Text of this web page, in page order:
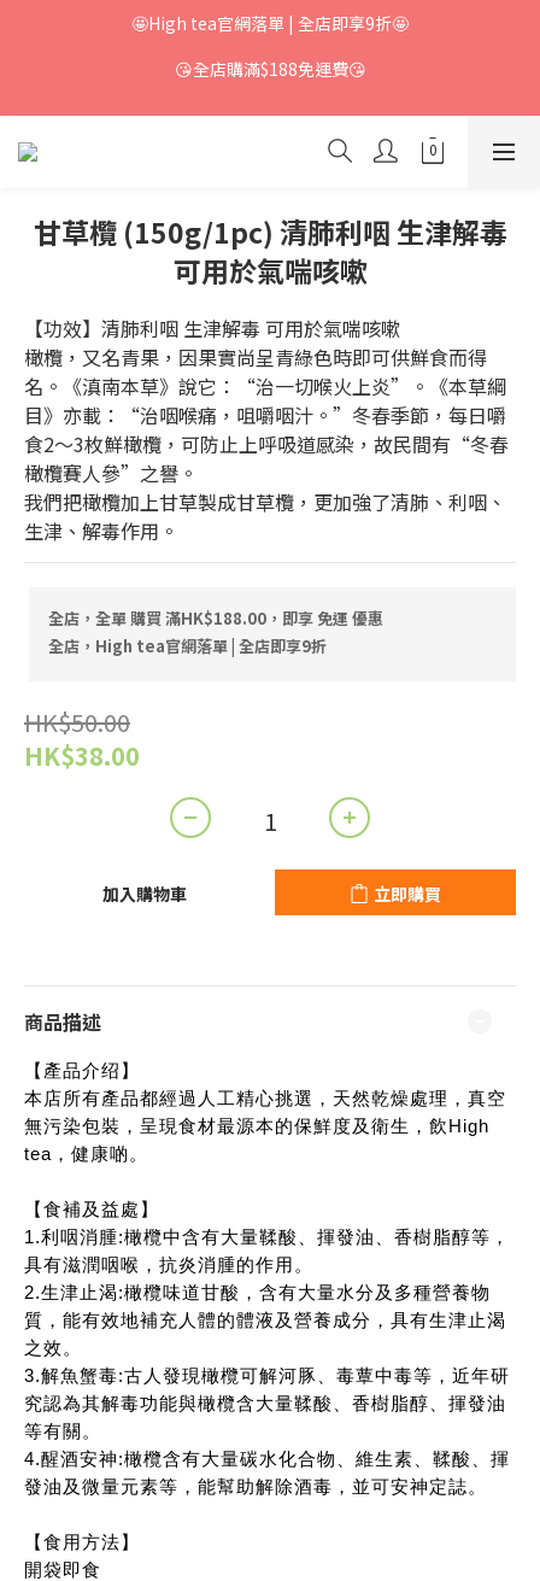
🤩High tea官網落單 | 全店即享9折🤩
😘全店購滿$188免運費😘
甘草欖 (150g/1pc) 清肺利咽 生津解毒
可用於氣喘咳嗽
【功效】清肺利咽 生津解毒 可用於氣喘咳嗽
橄欖，又名青果，因果實尚呈青綠色時即可供鮮食而得
名。《滇南本草》說它：“治一切喉火上炎”。《本草綱
目》亦載：“治咽喉痛，咀嚼咽汁。”冬春季節，每日嚼
食2～3枚鮮橄欖，可防止上呼吸道感染，故民間有“冬春
橄欖賽人參”之譽。
我們把橄欖加上甘草製成甘草欖，更加強了清肺、利咽、
生津、解毒作用。
全店，全單 購買 滿HK$188.00，即享 免運 優惠
全店，High tea官網落單 | 全店即享9折
HK$50.00
HK$38.00
加入購物車 立即購買
商品描述
【產品介绍】
本店所有產品都經過人工精心挑選，天然乾燥處理，真空
無污染包裝，呈現食材最源本的保鮮度及衛生，飲High
tea，健康啲。
【食補及益處】
1.利咽消腫:橄欖中含有大量鞣酸、揮發油、香樹脂醇等，
具有滋潤咽喉，抗炎消腫的作用。
2.生津止渴:橄欖味道甘酸，含有大量水分及多種營養物
質，能有效地補充人體的體液及營養成分，具有生津止渴
之效。
3.解魚蟹毒:古人發現橄欖可解河豚、毒蕈中毒等，近年研
究認為其解毒功能與橄欖含大量鞣酸、香樹脂醇、揮發油
等有關。
4.醒酒安神:橄欖含有大量碳水化合物、維生素、鞣酸、揮
發油及微量元素等，能幫助解除酒毒，並可安神定誌。
【食用方法】
開袋即食